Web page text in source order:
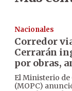
Nacionales
Corredor
Cerrarán
por obras,
El Ministerio
(MOPC)